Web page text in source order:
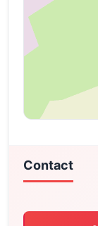
Contact